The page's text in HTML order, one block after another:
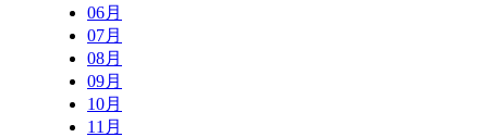
06月
07月
08月
09月
10月
11月